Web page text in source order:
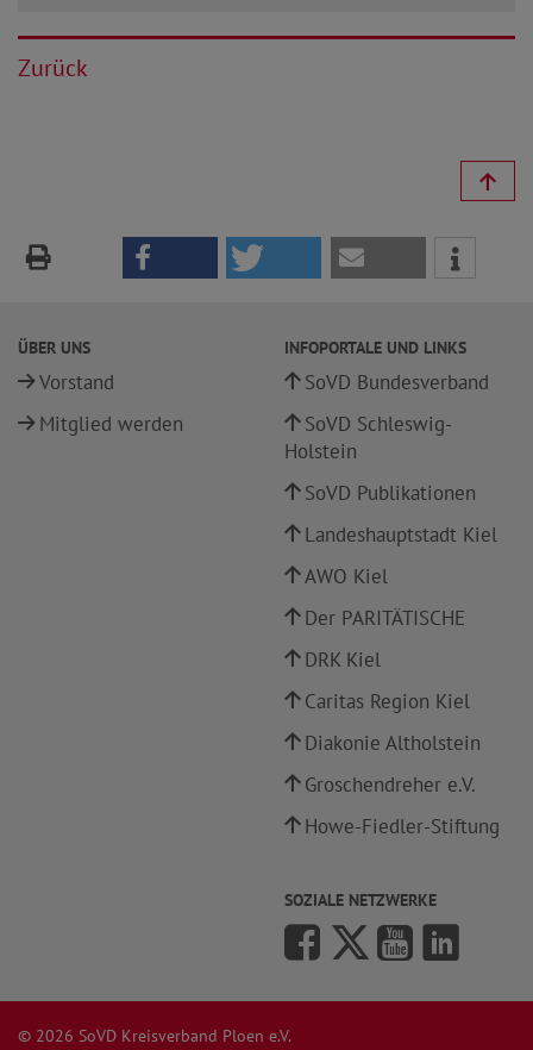
Zurück
ÜBER UNS
Vorstand
Mitglied werden
INFOPORTALE UND LINKS
SoVD Bundesverband
SoVD Schleswig-
Holstein
SoVD Publikationen
Landeshauptstadt Kiel
AWO Kiel
Der PARITÄTISCHE
DRK Kiel
Caritas Region Kiel
Diakonie Altholstein
Groschendreher e.V.
Howe-Fiedler-Stiftung
SOZIALE NETZWERKE
© 2026 SoVD Kreisverband Ploen e.V.